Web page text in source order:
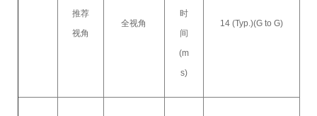
推荐
视角
全视角
时
间
(m
s)
14 (Typ.)(G to G)